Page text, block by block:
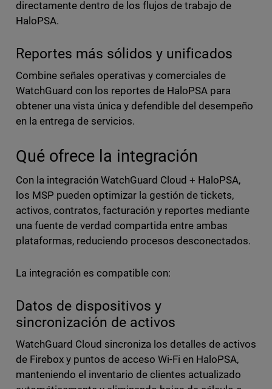
directamente dentro de los flujos de trabajo de
HaloPSA.
Reportes más sólidos y unificados
Combine señales operativas y comerciales de
WatchGuard con los reportes de HaloPSA para
obtener una vista única y defendible del desempeño
en la entrega de servicios.
Qué ofrece la integración
Con la integración WatchGuard Cloud + HaloPSA,
los MSP pueden optimizar la gestión de tickets,
activos, contratos, facturación y reportes mediante
una fuente de verdad compartida entre ambas
plataformas, reduciendo procesos desconectados.
La integración es compatible con:
Datos de dispositivos y
sincronización de activos
WatchGuard Cloud sincroniza los detalles de activos
de Firebox y puntos de acceso Wi-Fi en HaloPSA,
manteniendo el inventario de clientes actualizado